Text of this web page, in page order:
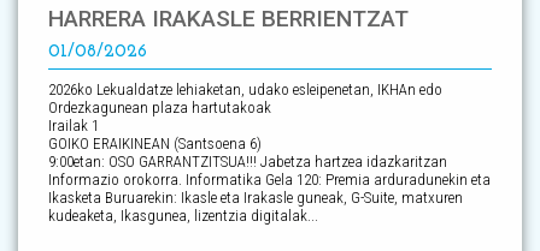
HARRERA IRAKASLE BERRIENTZAT
01/08/2026
2026ko Lekualdatze lehiaketan, udako esleipenetan, IKHAn edo
Ordezkagunean plaza hartutakoak
Irailak 1
GOIKO ERAIKINEAN (Santsoena 6)
9:00etan: OSO GARRANTZITSUA!!! Jabetza hartzea idazkaritzan
Informazio orokorra. Informatika Gela 120: Premia arduradunekin eta
Ikasketa Buruarekin: Ikasle eta Irakasle guneak, G-Suite, matxuren
kudeaketa, Ikasgunea, lizentzia digitalak...